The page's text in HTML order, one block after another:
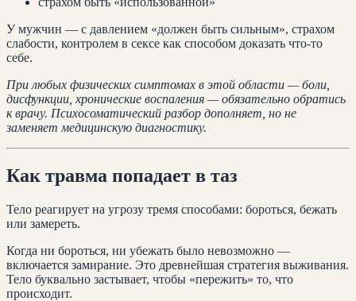
У мужчин — с давлением «должен быть сильным», страхом
слабости, контролем в сексе как способом доказать что-то
себе.
При любых физических симптомах в этой области — боли,
дисфункции, хронические воспаления — обязательно обратись
к врачу. Психосоматический разбор дополняет, но не
заменяет медицинскую диагностику.
Как травма попадает в таз
Тело реагирует на угрозу тремя способами: бороться, бежать
или замереть.
Когда ни бороться, ни убежать было невозможно —
включается замирание. Это древнейшая стратегия выживания.
Тело буквально застывает, чтобы «пережить» то, что
происходит.